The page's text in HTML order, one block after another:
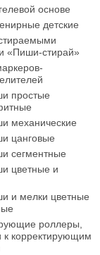
основе
детские
«Пиши-стирай»
простые
механические
цанговые
сегментные
цветные и
и мелки цветные
роллеры,
к корректирующим